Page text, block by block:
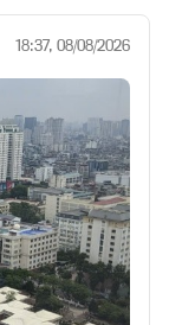
18:37, 08/08/2026